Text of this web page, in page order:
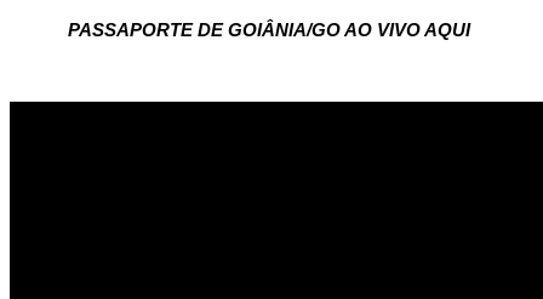
PASSAPORTE DE GOIÂNIA/GO AO VIVO AQUI